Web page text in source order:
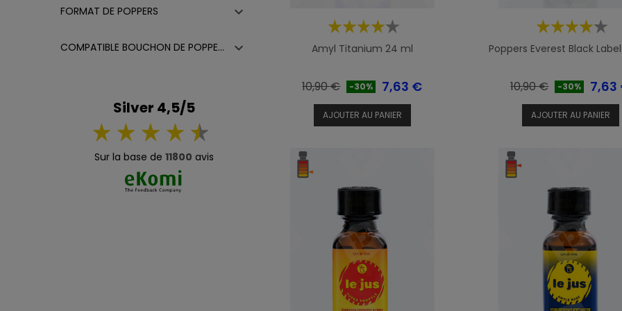
FORMAT DE POPPERS 
COMPATIBLE BOUCHON DE POPPERS 
Silver 4,5/5
Sur la base de 11800 avis
Amyl Titanium 24 ml
Prix
de
base
10,90 € -30% Prix
7,63 €
AJOUTER AU PANIER
Poppers Everest Black
Prix
de
base
10,90 € -30% Prix
7,63
AJOUTER AU PANIER